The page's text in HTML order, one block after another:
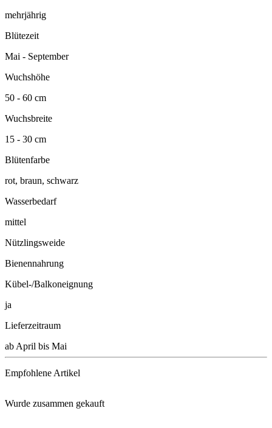
mehrjährig
Blütezeit
Mai - September
Wuchshöhe
50 - 60 cm
Wuchsbreite
15 - 30 cm
Blütenfarbe
rot, braun, schwarz
Wasserbedarf
mittel
Nützlingsweide
Bienennahrung
Kübel-/Balkoneignung
ja
Lieferzeitraum
ab April bis Mai
Empfohlene Artikel
Wurde zusammen gekauft